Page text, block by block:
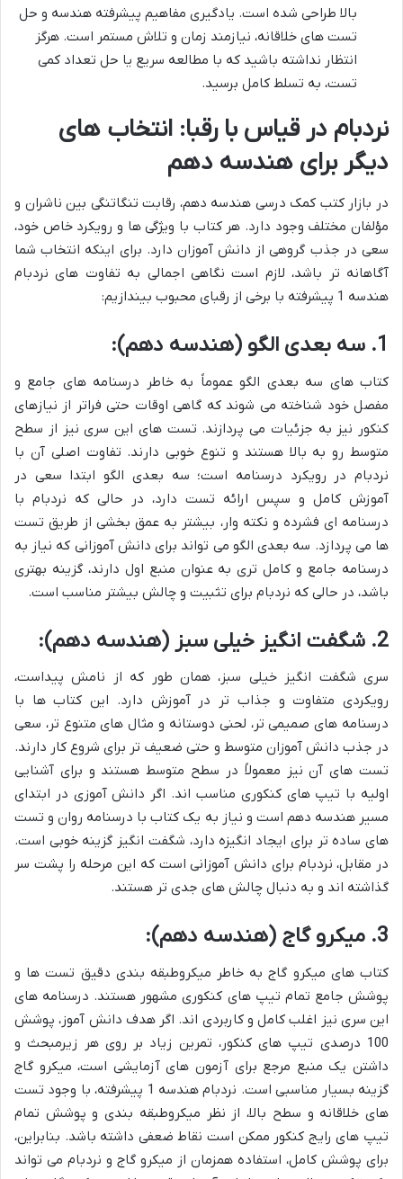
بالا طراحی شده است. یادگیری مفاهیم پیشرفته هندسه و حل
تست های خلاقانه، نیازمند زمان و تلاش مستمر است. هرگز
انتظار نداشته باشید که با مطالعه سریع یا حل تعداد کمی
تست، به تسلط کامل برسید.
نردبام در قیاس با رقبا: انتخاب های
دیگر برای هندسه دهم
در بازار کتب کمک درسی هندسه دهم، رقابت تنگاتنگی بین ناشران و
مؤلفان مختلف وجود دارد. هر کتاب با ویژگی ها و رویکرد خاص خود،
سعی در جذب گروهی از دانش آموزان دارد. برای اینکه انتخاب شما
آگاهانه تر باشد، لازم است نگاهی اجمالی به تفاوت های نردبام
هندسه 1 پیشرفته با برخی از رقبای محبوب بیندازیم:
1. سه بعدی الگو (هندسه دهم):
کتاب های سه بعدی الگو عموماً به خاطر درسنامه های جامع و
مفصل خود شناخته می شوند که گاهی اوقات حتی فراتر از نیازهای
کنکور نیز به جزئیات می پردازند. تست های این سری نیز از سطح
متوسط رو به بالا هستند و تنوع خوبی دارند. تفاوت اصلی آن با
نردبام در رویکرد درسنامه است؛ سه بعدی الگو ابتدا سعی در
آموزش کامل و سپس ارائه تست دارد، در حالی که نردبام با
درسنامه ای فشرده و نکته وار، بیشتر به عمق بخشی از طریق تست
ها می پردازد. سه بعدی الگو می تواند برای دانش آموزانی که نیاز به
درسنامه جامع و کامل تری به عنوان منبع اول دارند، گزینه بهتری
باشد، در حالی که نردبام برای تثبیت و چالش بیشتر مناسب است.
2. شگفت انگیز خیلی سبز (هندسه دهم):
سری شگفت انگیز خیلی سبز، همان طور که از نامش پیداست،
رویکردی متفاوت و جذاب تر در آموزش دارد. این کتاب ها با
درسنامه های صمیمی تر، لحنی دوستانه و مثال های متنوع تر، سعی
در جذب دانش آموزان متوسط و حتی ضعیف تر برای شروع کار دارند.
تست های آن نیز معمولاً در سطح متوسط هستند و برای آشنایی
اولیه با تیپ های کنکوری مناسب اند. اگر دانش آموزی در ابتدای
مسیر هندسه دهم است و نیاز به یک کتاب با درسنامه روان و تست
های ساده تر برای ایجاد انگیزه دارد، شگفت انگیز گزینه خوبی است.
در مقابل، نردبام برای دانش آموزانی است که این مرحله را پشت سر
گذاشته اند و به دنبال چالش های جدی تر هستند.
3. میکرو گاج (هندسه دهم):
کتاب های میکرو گاج به خاطر میکروطبقه بندی دقیق تست ها و
پوشش جامع تمام تیپ های کنکوری مشهور هستند. درسنامه های
این سری نیز اغلب کامل و کاربردی اند. اگر هدف دانش آموز، پوشش
100 درصدی تیپ های کنکور، تمرین زیاد بر روی هر زیرمبحث و
داشتن یک منبع مرجع برای آزمون های آزمایشی است، میکرو گاج
گزینه بسیار مناسبی است. نردبام هندسه 1 پیشرفته، با وجود تست
های خلاقانه و سطح بالا، از نظر میکروطبقه بندی و پوشش تمام
تیپ های رایج کنکور ممکن است نقاط ضعفی داشته باشد. بنابراین،
برای پوشش کامل، استفاده همزمان از میکرو گاج و نردبام می تواند